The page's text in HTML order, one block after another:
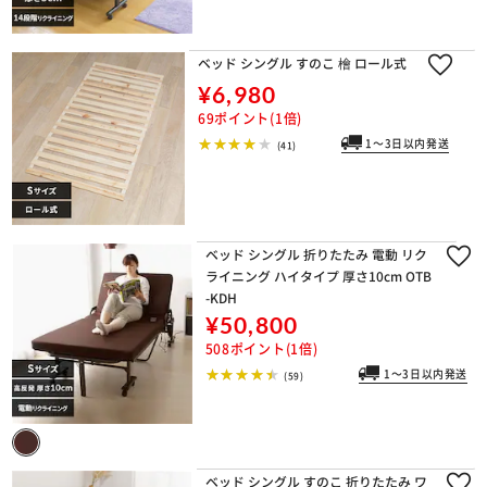
ベッド シングル すのこ 檜 ロール式
¥6,980
69ポイント(1倍)
(41) 1～3日以内発送
ベッド シングル 折りたたみ 電動 リク
ライニング ハイタイプ 厚さ10cm OTB
-KDH
¥50,800
508ポイント(1倍)
(59) 1～3日以内発送
ベッド シングル すのこ 折りたたみ ワ